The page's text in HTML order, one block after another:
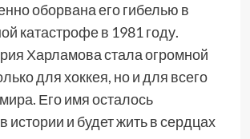
оборвана его гибелью в
катастрофе в 1981 году.
Харламова стала огромной
для хоккея, но и для всего
Его имя осталось
истории и будет жить в сердцах